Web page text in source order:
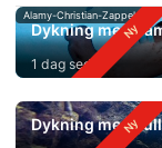
Alamy-Christian-Zappel
Dykning med
1 dag sedan
Dykning med